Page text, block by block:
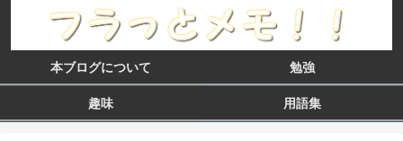
本ブログについて 勉強
趣味 用語集